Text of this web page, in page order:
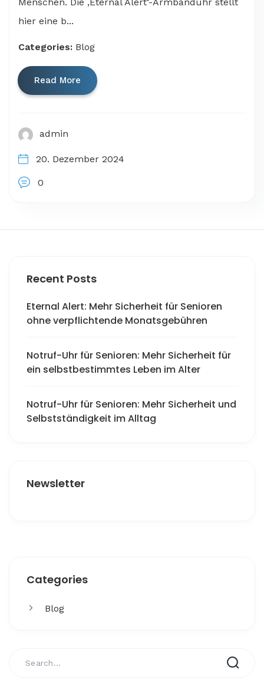
Recent Posts
Eternal Alert: Mehr Sicherheit für Senioren
ohne verpflichtende Monatsgebühren
Notruf-Uhr für Senioren: Mehr Sicherheit für
ein selbstbestimmtes Leben im Alter
Notruf-Uhr für Senioren: Mehr Sicherheit und
Selbstständigkeit im Alltag
Newsletter
Facing challenges in thework processes is very
Categories
Blog
Menschen. Die ‚Eternal Alert‘-Armbanduhr stellt
hier eine b...
Categories: Blog
Read More
admin
20. Dezember 2024
0